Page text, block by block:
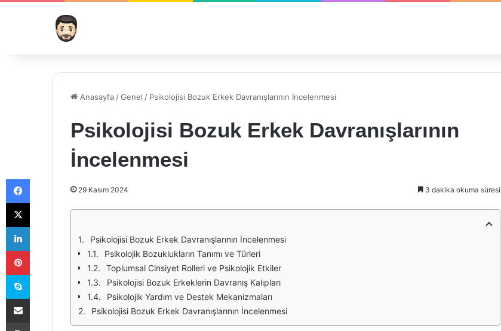
Anasayfa /Genel / Psikolojisi Bozuk Erkek Davranışlarının İncelenmesi
Psikolojisi Bozuk Erkek Davranışlarının
İncelenmesi
29 Kasım 2024 3 dakika okuma süresi
Psikolojisi Bozuk Erkek Davranışlarının İncelenmesi
Psikolojik Bozuklukların Tanımı ve Türleri
Toplumsal Cinsiyet Rolleri ve Psikolojik Etkiler
Psikolojisi Bozuk Erkeklerin Davranış Kalıpları
Psikolojik Yardım ve Destek Mekanizmaları
Psikolojisi Bozuk Erkek Davranışlarının İncelenmesi
Facebook
X
LinkedIn
Pinterest
Skype
E-Posta ile paylaş